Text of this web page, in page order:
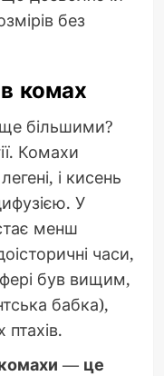
без
комах
більшими?
Комахи
і кисень
У
менш
часи,
був вищим,
бабка),
птахів.
— це